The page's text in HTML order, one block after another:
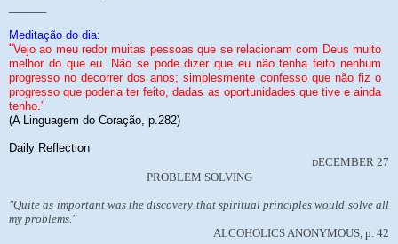
Meditação do dia:
“Vejo ao meu redor muitas pessoas que se relacionam com Deus muito
melhor do que eu. Não se pode dizer que eu não tenha feito nenhum
progresso no decorrer dos anos; simplesmente confesso que não fiz o
progresso que poderia ter feito, dadas as oportunidades que tive e ainda
tenho.”
(A Linguagem do Coração, p.282)
Daily Reflection
DECEMBER 27
PROBLEM SOLVING
"Quite as important was the discovery that spiritual principles would solve all
my problems."
ALCOHOLICS ANONYMOUS, p. 42